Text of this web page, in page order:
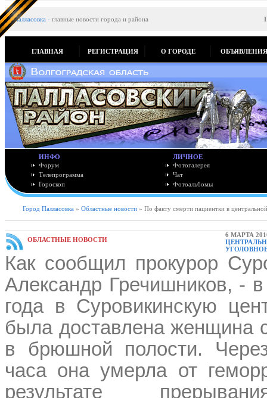
Палласовка - главные новости города и района
ГЛАВНАЯ РЕГИСТРАЦИЯ О ГОРОДЕ ОБЪЯВЛЕНИЯ
ИНФО
Форум
Телепрограмма
Гороскоп
ЛИЧНОЕ
Фотогалерея
Чат
Фотоальбомы
Город Палласовка » Областные новости » По факту смерти пациентки в
ОБЛАСТНЫЕ НОВОСТИ
6 МАРТА
Как сообщил прокурор
Александр Гречишников, -
года в Суровикинскую
была доставлена женщина
в брюшной полости.
часа она умерла от
результате